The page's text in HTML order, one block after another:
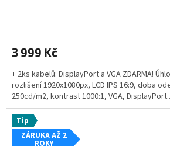
3 999 Kč
+ 2ks kabelů: DisplayPort a VGA ZDARMA!
rozlišení 1920x1080px, LCD IPS 16:9, doba
250cd/m2, kontrast 1000:1, VGA,
Tip
ZÁRUKA AŽ 2
ROKY